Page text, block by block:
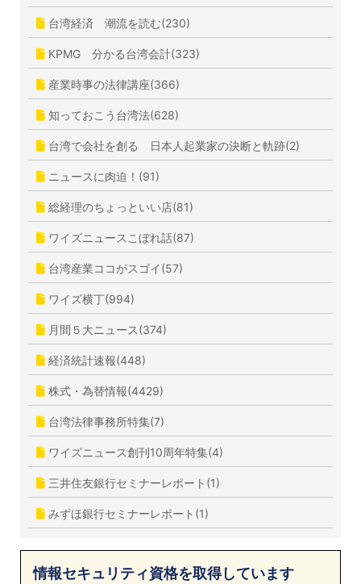
台湾経済 潮流を読む(230)
KPMG 分かる台湾会計(323)
産業時事の法律講座(366)
知っておこう台湾法(628)
台湾で会社を創る 日本人起業家の決断と軌跡(2)
ニュースに肉迫！(91)
総経理のちょっといい店(81)
ワイズニュースこぼれ話(87)
台湾産業ココがスゴイ(57)
ワイズ横丁(994)
月間５大ニュース(374)
経済統計速報(448)
株式・為替情報(4429)
台湾法律事務所特集(7)
ワイズニュース創刊10周年特集(4)
三井住友銀行セミナーレポート(1)
みずほ銀行セミナーレポート(1)
情報セキュリティ資格を取得しています